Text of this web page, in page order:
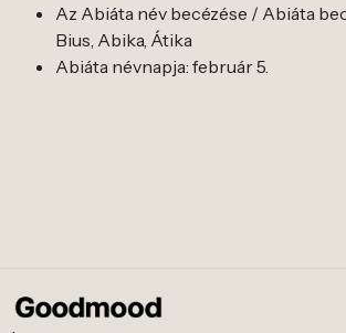
Az Abiáta név becézése / Abiáta
Bius, Abika, Átika
Abiáta névnapja: február 5.